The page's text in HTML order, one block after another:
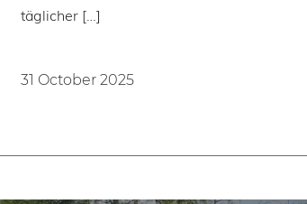
täglicher […]
31 October 2025